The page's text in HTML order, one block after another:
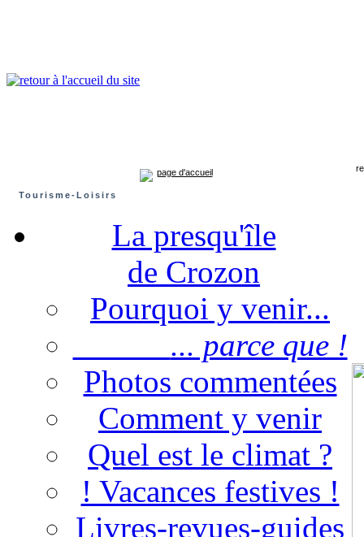
page d'accueil
Tourisme-Loisirs
La presqu'île
de Crozon
Pourquoi y venir...
... parce que !
Photos commentées
Comment y venir
Quel est le climat ?
! Vacances festives !
Livres-revues-guides